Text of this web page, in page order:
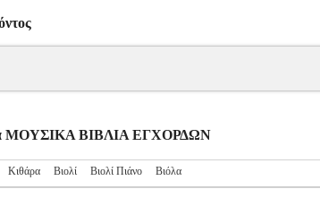
ΜΟΥΣΙΚΑ ΒΙΒΛΙΑ ΕΓΧΟΡΔΩΝ
Κιθάρα Βιολί Βιολί Πιάνο Βιόλα